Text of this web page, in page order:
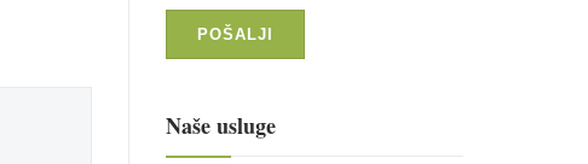
Naše usluge